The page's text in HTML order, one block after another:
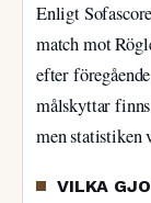
Enligt
match mot
efter
målskyttar
men statistiken
VILKA